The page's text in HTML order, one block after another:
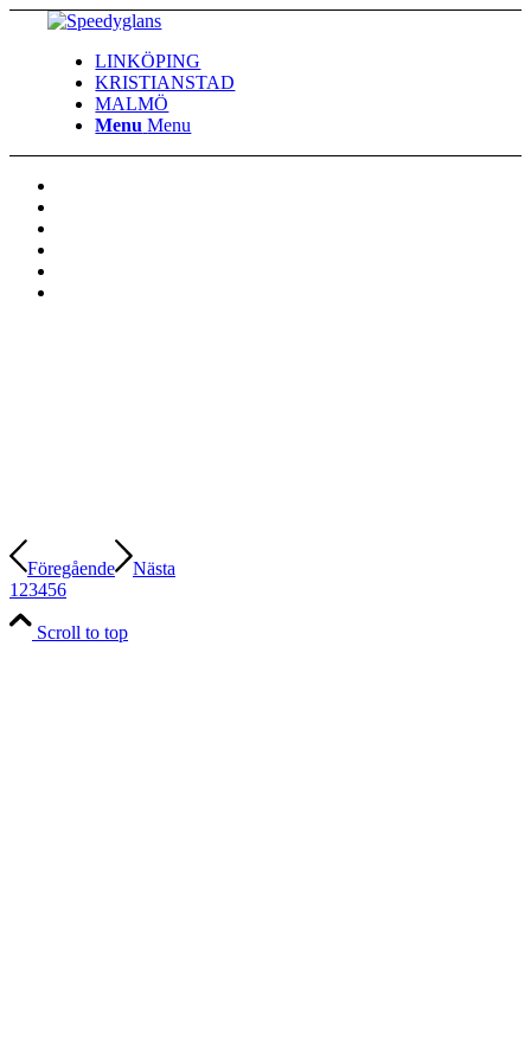
LINKÖPING
KRISTIANSTAD
MALMÖ
Menu Menu
Föregående
Nästa
123456
Scroll to top